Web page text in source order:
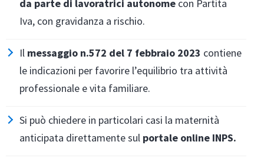
da parte di lavoratrici autonome con Partita
Iva, con gravidanza a rischio.
Il messaggio n.572 del 7 febbraio 2023 contiene
le indicazioni per favorire l’equilibrio tra attività
professionale e vita familiare.
Si può chiedere in particolari casi la maternità
anticipata direttamente sul portale online INPS.